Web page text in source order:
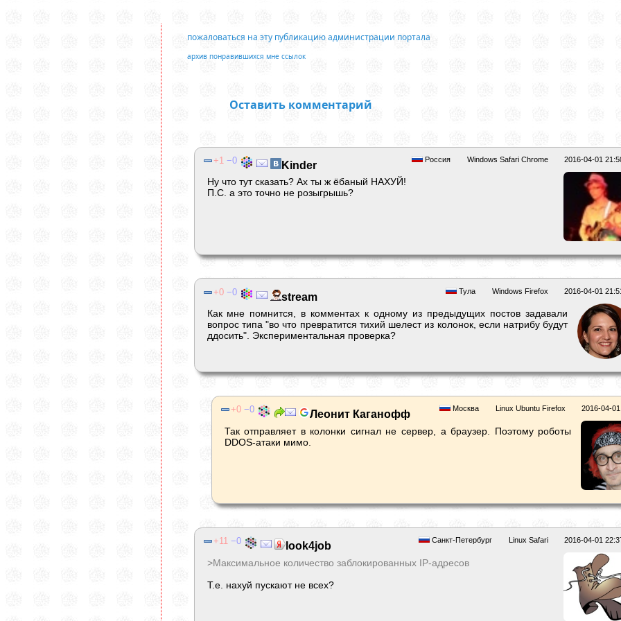
пожаловаться на эту публикацию администрации портала
архив понравившихся мне ссылок
Оставить комментарий
2016-04-01
Windows Safari Chrome
Россия
1 0 Kinder
Ну что тут сказать? Ах ты ж ёбаный НАХУЙ!
П.С. а это точно не розыгрышь?
2016-04-01
Windows Firefox
Тула
0 0 stream
Как мне помнится, в комментах к одному из предыдущих постов задавали
вопрос типа "во что превратится тихий шелест из колонок, если натрибу будут
ддосить". Экспериментальная проверка?
2016-04-
Linux Ubuntu Firefox
Москва
0 0 Леонит Каганофф
Так отправляет в колонки сигнал не сервер, а браузер. Поэтому роботы
DDOS-атаки мимо.
2016-04-01
Linux Safari
Санкт-Петербург
11 0 look4job
>Максимальное количество заблокированных IP-адресов
Т.е. нахуй пускают не всех?